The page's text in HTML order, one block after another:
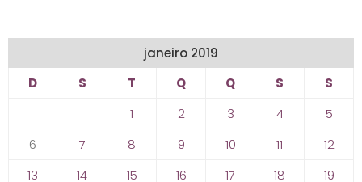
janeiro 2019
D
S T Q Q S
S
1
2 3 4
5
6
7 8 9 10 11
12
13
14 15 16 17 18 19